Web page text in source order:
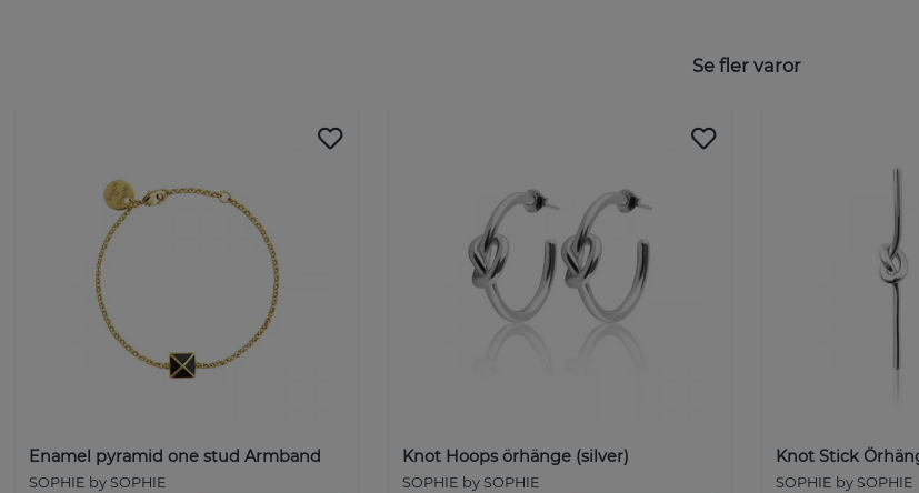
Se fler varor
Enamel pyramid one stud Armband
SOPHIE by SOPHIE
Knot Hoops örhänge (silver)
SOPHIE by SOPHIE
Knot Stick
SOPHIE by SOPHIE